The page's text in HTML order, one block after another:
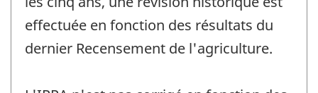
effectuée en fonction des résultats du
dernier Recensement de l'agriculture.